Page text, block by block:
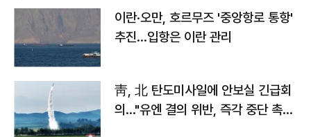
이란·오만, 호르무즈 '중앙항로 통항'
추진…입항은 이란 관리
靑, 北 탄도미사일에 안보실 긴급회
의…"유엔 결의 위반, 즉각 중단 촉